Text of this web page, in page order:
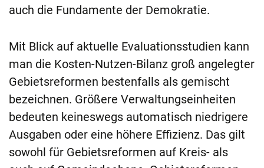
auch die Fundamente der Demokratie.
Mit Blick auf aktuelle Evaluationsstudien kann
man die Kosten-Nutzen-Bilanz groß angelegter
Gebietsreformen bestenfalls als gemischt
bezeichnen. Größere Verwaltungseinheiten
bedeuten keineswegs automatisch niedrigere
Ausgaben oder eine höhere Effizienz. Das gilt
sowohl für Gebietsreformen auf Kreis- als